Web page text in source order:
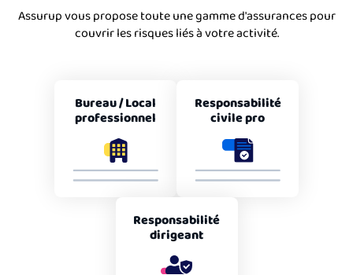
Assurup vous propose toute une gamme d'assurances pour
couvrir les risques liés à votre activité.
Bureau / Local
professionnel
Responsabilité
civile pro
Responsabilité
dirigeant